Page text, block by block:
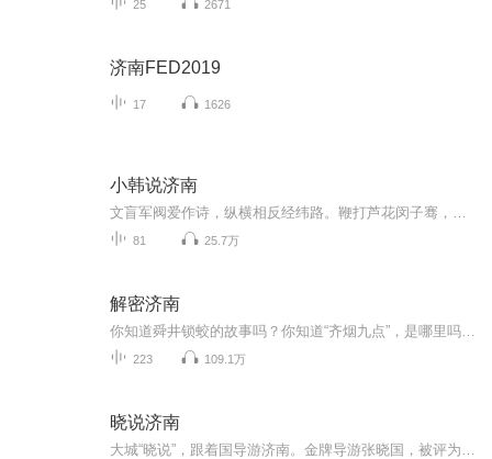
25 2671
济南FED2019
17 1626
小韩说济南
81 25.7万
解密济南
223 109.1万
晓说济南